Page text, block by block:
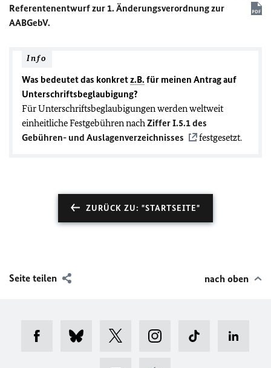
Referentenentwurf zur 1. Änderungsverordnung zur
AABGebV.
Info
Was bedeutet das konkretz.B. für meinen Antrag auf
Unterschriftsbeglaubigung?
Für Unterschriftsbeglaubigungen werden weltweit
einheitliche Festgebühren nach Ziffer I.5.1 des
Gebühren- und Auslagenverzeichnisses
festgesetzt.
ZURÜCK ZU: "STARTSEITE"
Seite teilen nach oben